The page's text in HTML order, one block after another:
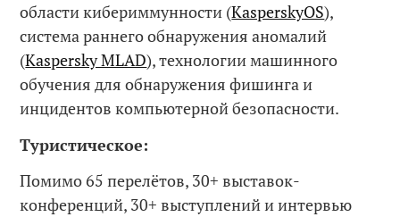
области кибериммунности (KasperskyOS),
система раннего обнаружения аномалий
(Kaspersky MLAD), технологии машинного
обучения для обнаружения фишинга и
инцидентов компьютерной безопасности.
Туристическое:
Помимо 65 перелётов, 30+ выставок-
конференций, 30+ выступлений и интервью